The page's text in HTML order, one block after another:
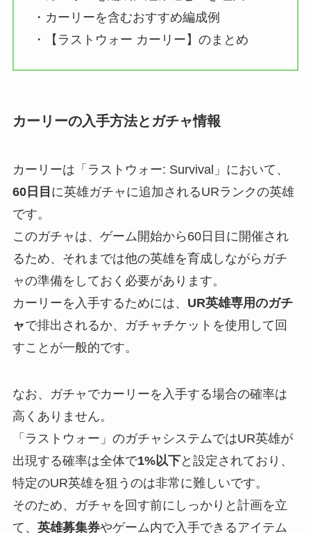
・カーリーを含むおすすめ編成例
・【ラストウォー カーリー】のまとめ
カーリーの入手方法とガチャ情報
カーリーは「ラストウォー: Survival」において、
60日目 に英雄ガチャに追加されるURランクの英雄
です。
このガチャは、ゲーム開始から60日目に開催され
るため、それまでは他の英雄を育成しながらガチ
ャの準備をしておく必要があります。
カーリーを入手するためには、 UR英雄専用のガチ
ャで排出されるか、ガチャチケットを使用して回
すことが一般的です。
なお、ガチャでカーリーを入手する場合の確率は
高くありません。
「ラストウォー」のガチャシステムではUR英雄が
出現する確率は全体で1%以下と設定されており、
特定のUR英雄を狙うのは非常に難しいです。
そのため、ガチャを回す前にしっかりと計画を立
て、 英雄募集券やゲーム内で入手できるアイテム